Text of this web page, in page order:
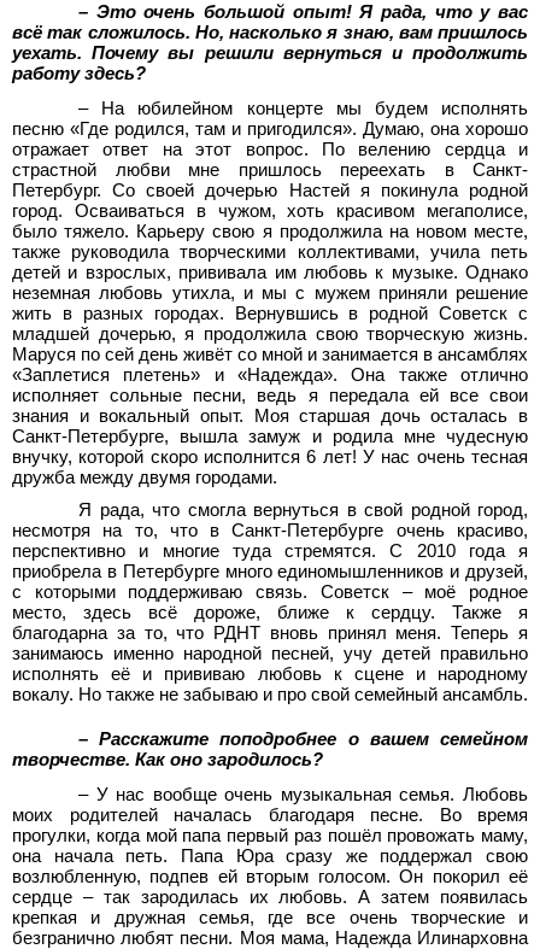
– Это очень большой опыт! Я рада, что у вас
всё так сложилось. Но, насколько я знаю, вам пришлось
уехать. Почему вы решили вернуться и продолжить
работу здесь?
– На юбилейном концерте мы будем исполнять
песню «Где родился, там и пригодился». Думаю, она хорошо
отражает ответ на этот вопрос. По велению сердца и
страстной любви мне пришлось переехать в Санкт-
Петербург. Со своей дочерью Настей я покинула родной
город. Осваиваться в чужом, хоть красивом мегаполисе,
было тяжело. Карьеру свою я продолжила на новом месте,
также руководила творческими коллективами, учила петь
детей и взрослых, прививала им любовь к музыке. Однако
неземная любовь утихла, и мы с мужем приняли решение
жить в разных городах. Вернувшись в родной Советск с
младшей дочерью, я продолжила свою творческую жизнь.
Маруся по сей день живёт со мной и занимается в ансамблях
«Заплетися плетень» и «Надежда». Она также отлично
исполняет сольные песни, ведь я передала ей все свои
знания и вокальный опыт. Моя старшая дочь осталась в
Санкт-Петербурге, вышла замуж и родила мне чудесную
внучку, которой скоро исполнится 6 лет! У нас очень тесная
дружба между двумя городами.
Я рада, что смогла вернуться в свой родной город,
несмотря на то, что в Санкт-Петербурге очень красиво,
перспективно и многие туда стремятся. С 2010 года я
приобрела в Петербурге много единомышленников и друзей,
с которыми поддерживаю связь. Советск – моё родное
место, здесь всё дороже, ближе к сердцу. Также я
благодарна за то, что РДНТ вновь принял меня. Теперь я
занимаюсь именно народной песней, учу детей правильно
исполнять её и прививаю любовь к сцене и народному
вокалу. Но также не забываю и про свой семейный ансамбль.
– Расскажите поподробнее о вашем семейном
творчестве. Как оно зародилось?
– У нас вообще очень музыкальная семья. Любовь
моих родителей началась благодаря песне. Во время
прогулки, когда мой папа первый раз пошёл провожать маму,
она начала петь. Папа Юра сразу же поддержал свою
возлюбленную, подпев ей вторым голосом. Он покорил её
сердце – так зародилась их любовь. А затем появилась
крепкая и дружная семья, где все очень творческие и
безгранично любят песни. Моя мама, Надежда Илинарховна